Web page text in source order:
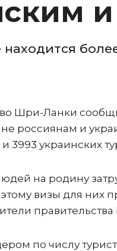
Шри-Ланки
россиянам и
3993 украинских
на родину
визы для них
по числу